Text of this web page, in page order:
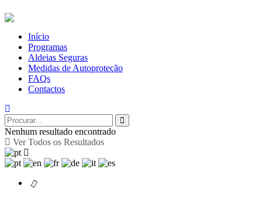
Início
Programas
Aldeias Seguras
Medidas de Autoproteção
FAQs
Contactos
Nenhum resultado encontrado
Ver Todos os Resultados